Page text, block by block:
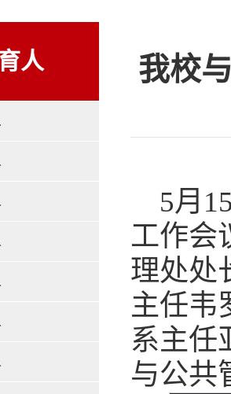
人 我校
5月
工作会
理处处
主任韦
系主任
与公共